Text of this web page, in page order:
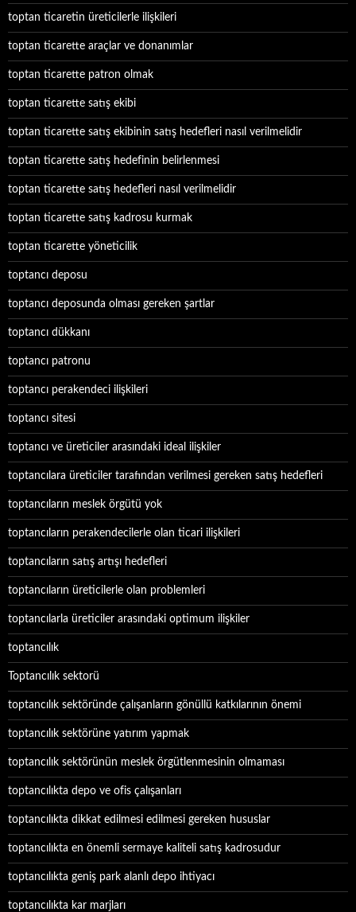
toptan ticaretin üreticilerle ilişkileri
toptan ticarette araçlar ve donanımlar
toptan ticarette patron olmak
toptan ticarette satış ekibi
toptan ticarette satış ekibinin satış hedefleri nasıl verilmelidir
toptan ticarette satış hedefinin belirlenmesi
toptan ticarette satış hedefleri nasıl verilmelidir
toptan ticarette satış kadrosu kurmak
toptan ticarette yöneticilik
toptancı deposu
toptancı deposunda olması gereken şartlar
toptancı dükkanı
toptancı patronu
toptancı perakendeci ilişkileri
toptancı sitesi
toptancı ve üreticiler arasındaki ideal ilişkiler
toptancılara üreticiler tarafından verilmesi gereken satış hedefleri
toptancıların meslek örgütü yok
toptancıların perakendecilerle olan ticari ilişkileri
toptancıların satış artışı hedefleri
toptancıların üreticilerle olan problemleri
toptancılarla üreticiler arasındaki optimum ilişkiler
toptancılık
Toptancılık sektorü
toptancılık sektöründe çalışanların gönüllü katkılarının önemi
toptancılık sektörüne yatırım yapmak
toptancılık sektörünün meslek örgütlenmesinin olmaması
toptancılıkta depo ve ofis çalışanları
toptancılıkta dikkat edilmesi edilmesi gereken hususlar
toptancılıkta en önemli sermaye kaliteli satış kadrosudur
toptancılıkta geniş park alanlı depo ihtiyacı
toptancılıkta kar marjları